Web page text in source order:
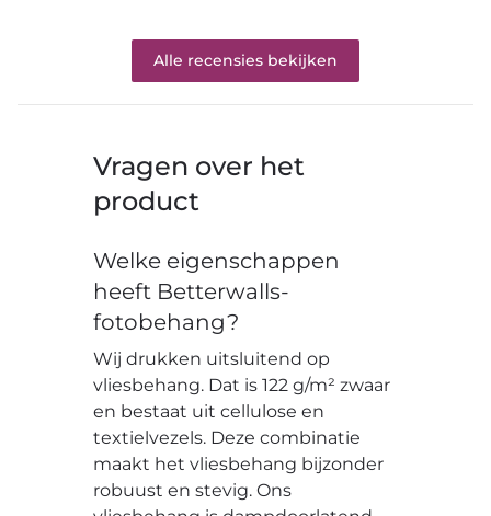
Alle recensies bekijken
Vragen over het
product
Welke eigenschappen
heeft Betterwalls-
fotobehang?
Wij drukken uitsluitend op
vliesbehang. Dat is 122 g/m² zwaar
en bestaat uit cellulose en
textielvezels. Deze combinatie
maakt het vliesbehang bijzonder
robuust en stevig. Ons